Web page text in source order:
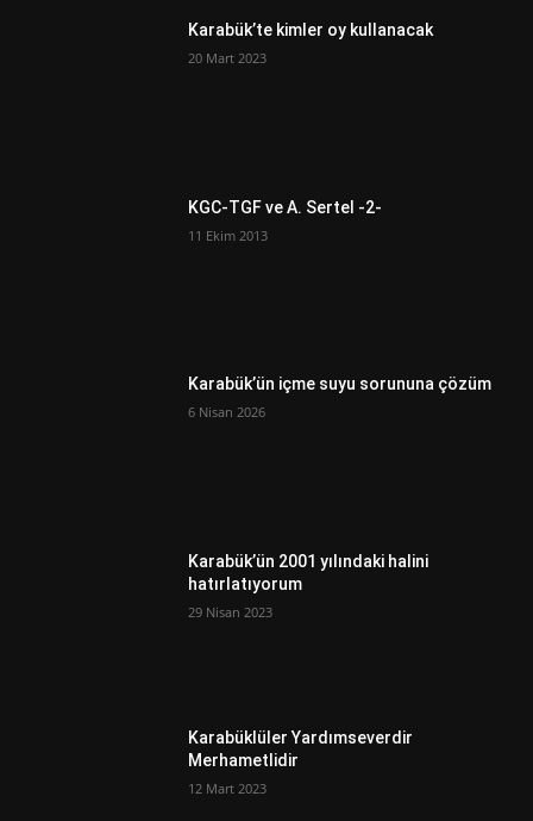
Karabük’te kimler oy kullanacak
20 Mart 2023
KGC-TGF ve A. Sertel -2-
11 Ekim 2013
Karabük’ün içme suyu sorununa çözüm
6 Nisan 2026
Karabük’ün 2001 yılındaki halini
hatırlatıyorum
29 Nisan 2023
Karabüklüler Yardımseverdir
Merhametlidir
12 Mart 2023